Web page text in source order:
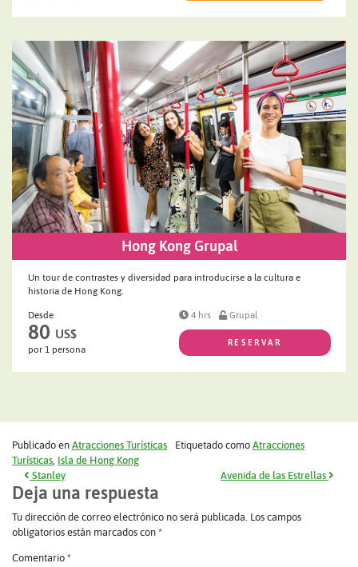
Hong Kong Grupal
Un tour de contrastes y diversidad para introducirse a la cultura e
historia de Hong Kong.
Desde
80 US$
por 1 persona
4 hrs Grupal
RESERVAR
Publicado en Atracciones Turísticas Etiquetado como Atracciones
Turísticas, Isla de Hong Kong
Navegación de entradas
Stanley Avenida de las Estrellas
Deja una respuesta
Tu dirección de correo electrónico no será publicada. Los campos
obligatorios están marcados con *
Comentario *